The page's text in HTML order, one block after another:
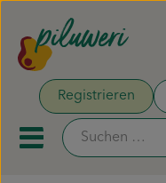
Registrieren
Mobiles